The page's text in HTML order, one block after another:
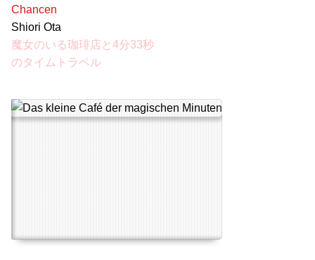
Chancen
Shiori Ota
魔女のいる珈琲店と4分33秒
のタイムトラベル